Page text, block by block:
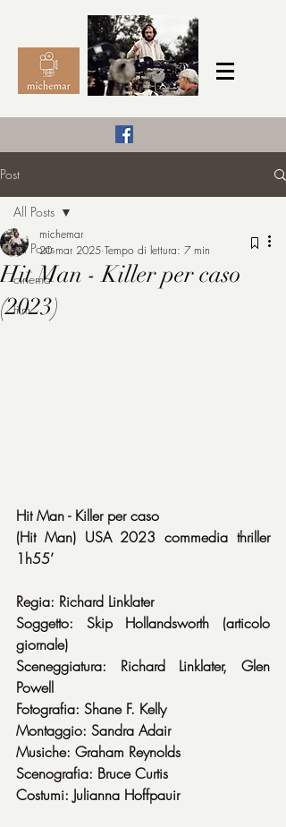
michemar
Post
All Posts
cinema
film
All Posts
Hit Man - Killer per caso
(2023)
michemar
20 mar 2025 Tempo di lettura: 7 min
Hit Man - Killer per caso
(Hit Man) USA 2023 commedia thriller
1h55’
Regia: Richard Linklater
Soggetto: Skip Hollandsworth (articolo
giornale)
Sceneggiatura: Richard Linklater, Glen
Powell
Fotografia: Shane F. Kelly
Montaggio: Sandra Adair
Musiche: Graham Reynolds
Scenografia: Bruce Curtis
Costumi: Julianna Hoffpauir